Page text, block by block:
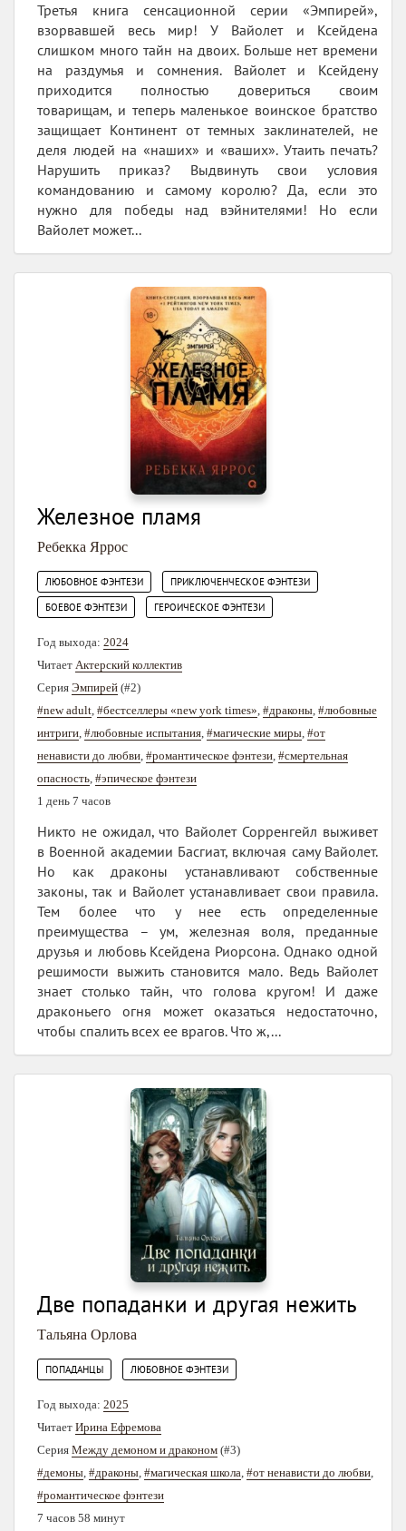
Третья книга сенсационной серии «Эмпирей»,
взорвавшей весь мир! У Вайолет и Ксейдена
слишком много тайн на двоих. Больше нет времени
на раздумья и сомнения. Вайолет и Ксейдену
приходится полностью довериться своим
товарищам, и теперь маленькое воинское братство
защищает Континент от темных заклинателей, не
деля людей на «наших» и «ваших». Утаить печать?
Нарушить приказ? Выдвинуть свои условия
командованию и самому королю? Да, если это
нужно для победы над вэйнителями! Но если
Вайолет может...
Железное пламя
Ребекка Яррос
ЛЮБОВНОЕ ФЭНТЕЗИ ПРИКЛЮЧЕНЧЕСКОЕ ФЭНТЕЗИ
БОЕВОЕ ФЭНТЕЗИ ГЕРОИЧЕСКОЕ ФЭНТЕЗИ
Год выхода: 2024
Читает Актерский коллектив
Серия Эмпирей (#2)
#new adult #бестселлеры «new york times» #драконы #любовные
интриги #любовные испытания #магические миры #от
ненависти до любви #романтическое фэнтези #смертельная
опасность #эпическое фэнтези
1 день 7 часов
Никто не ожидал, что Вайолет Сорренгейл выживет
в Военной академии Басгиат, включая саму Вайолет.
Но как драконы устанавливают собственные
законы, так и Вайолет устанавливает свои правила.
Тем более что у нее есть определенные
преимущества – ум, железная воля, преданные
друзья и любовь Ксейдена Риорсона. Однако одной
решимости выжить становится мало. Ведь Вайолет
знает столько тайн, что голова кругом! И даже
драконьего огня может оказаться недостаточно,
чтобы спалить всех ее врагов. Что ж,...
Две попаданки и другая нежить
Тальяна Орлова
ПОПАДАНЦЫ ЛЮБОВНОЕ ФЭНТЕЗИ
Год выхода: 2025
Читает Ирина Ефремова
Серия Между демоном и драконом (#3)
#демоны, #драконы, #магическая школа, #от ненависти до любви,
#романтическое фэнтези
7 часов 58 минут